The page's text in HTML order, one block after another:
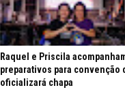
Raquel e Priscila
preparativos para convenção
oficializará chapa